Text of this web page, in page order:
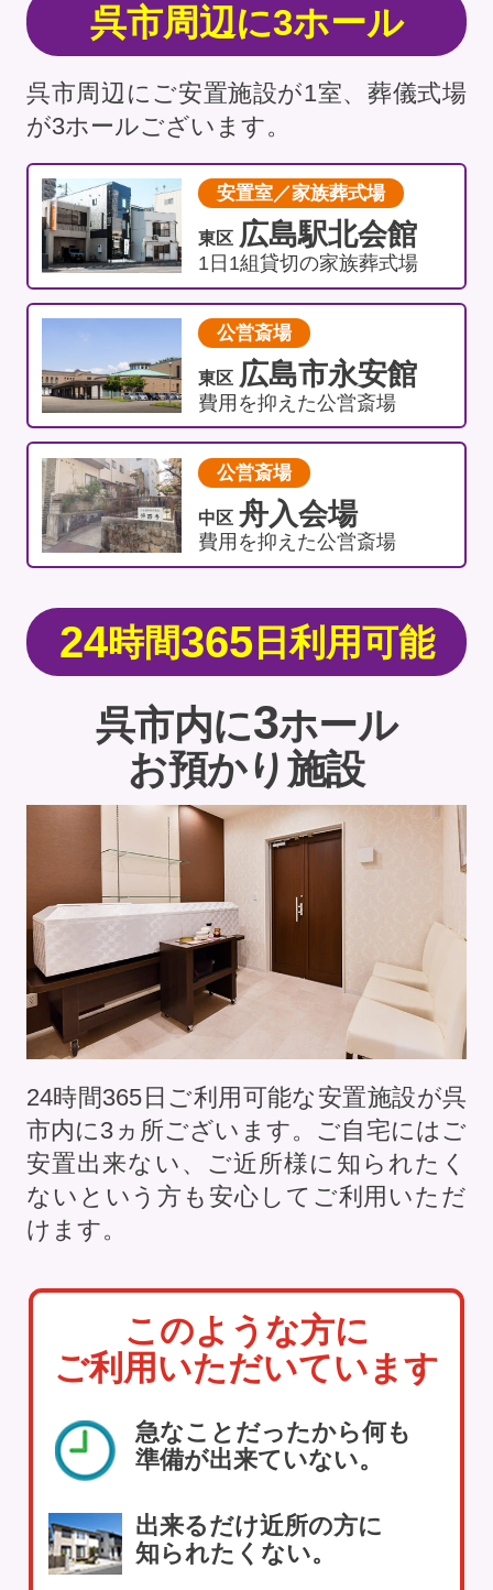
呉市周辺に3ホール
呉市周辺にご安置施設が1室、葬儀式場
が3ホールございます。
安置室／家族葬式場
東区 広島駅北会館
1日1組貸切の家族葬式場
公営斎場
東区 広島市永安館
費用を抑えた公営斎場
公営斎場
中区 舟入会場
費用を抑えた公営斎場
24時間365日利用可能
呉市内に3ホール
お預かり施設
24時間365日ご利用可能な安置施設が呉
市内に 3 ヵ所ございます。ご自宅にはご
安置出来ない、ご近所様に知られたく
ないという方も安心してご利用いただ
けます。
このような方に
ご利用いただいています
急なことだったから何も
準備が出来ていない。
出来るだけ近所の方に
知られたくない。